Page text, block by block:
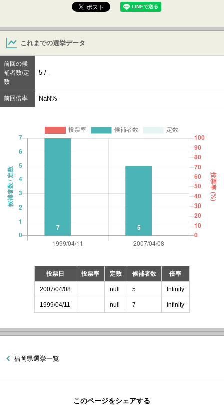
これまでの選挙データ
前回の候
補者数/定
数
5 / -
前回倍率 NaN%
投票日 投票率 定数 候補者数 倍率
2007/04/08 null 5 Infinity
1999/04/11 null 7 Infinity
福岡県選挙一覧
このページをシェアする